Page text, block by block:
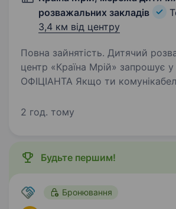
розважальних закладів
3,4 км від центру
Повна зайнятість. Дитячий розважальний
центр «Країна Мрiй» запрошує
ОФІЦІАНТА Якщо ти комунікабельний,
стати частиною нашого
2 год. тому
Будьте першим!
Бронювання